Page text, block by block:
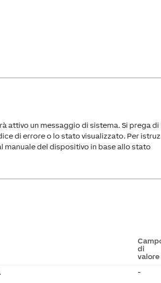
attivo un messaggio di sistema. Si prega di
di errore o lo stato visualizzato. Per
del dispositivo in base allo stato
di
valore
-